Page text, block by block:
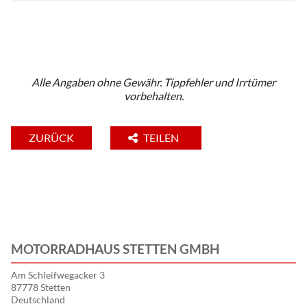
Alle Angaben ohne Gewähr. Tippfehler und Irrtümer
vorbehalten.
ZURÜCK TEILEN
MOTORRADHAUS STETTEN GMBH
Am Schleifwegacker 3
87778 Stetten
Deutschland